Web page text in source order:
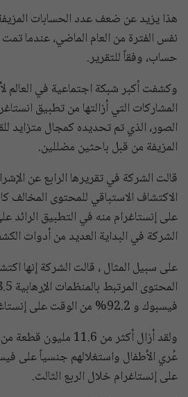
هذا يزيد عن ضعف عدد الحسابات المزيفة
حساب، وفقاً للتقرير.
وكشفت أكبر شبكة اجتماعية في العالم
المشاركات التي أزالتها من تطبيق
الصور، الذي تم تحديده كمجال متزايد
المزيفة من قبل باحثين مضللين.
قالت الشركة في تقريرها الرابع عن
الاكتشاف الاستباقي للمحتوى المخالف
على إنستاغرام منه في التطبيق
الشركة في البداية العديد من أدوات
على سبيل المثال ، قالت الشركة إنها
فيسبوك و 92.2% من الوقت على إنستاغرام.
ولقد أزال أكثر من 11.6
على إنستاغرام خلال الربع الثالث.